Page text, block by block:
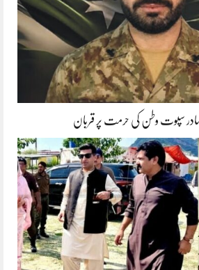
سپوت وطن کی حرمت پر قربان